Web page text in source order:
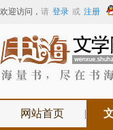
欢迎访问 ， 请 登录 或 注册
网站首页 |